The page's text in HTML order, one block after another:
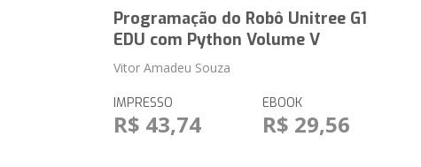
Programação do Robô Unitree G1
EDU com Python Volume V
Vitor Amadeu Souza
IMPRESSO
R$ 43,74
EBOOK
R$ 29,56